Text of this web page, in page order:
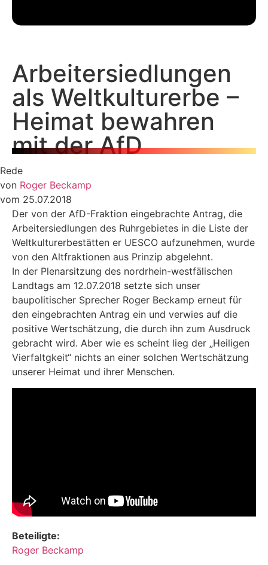
Arbeitersiedlungen
als Weltkulturerbe –
Heimat bewahren
mit der AfD
Rede
von Roger Beckamp
vom 25.07.2018
Der von der AfD-Fraktion eingebrachte Antrag, die
Arbeitersiedlungen des Ruhrgebietes in die Liste der
Weltkulturerbestätten er UESCO aufzunehmen, wurde
von den Altfraktionen aus Prinzip abgelehnt.
In der Plenarsitzung des nordrhein-westfälischen
Landtags am 12.07.2018 setzte sich unser
baupolitischer Sprecher Roger Beckamp erneut für
den eingebrachten Antrag ein und verwies auf die
positive Wertschätzung, die durch ihn zum Ausdruck
gebracht wird. Aber wie es scheint lieg der „Heiligen
Vierfaltgkeit“ nichts an einer solchen Wertschätzung
unserer Heimat und ihrer Menschen.
Beteiligte:
Roger Beckamp